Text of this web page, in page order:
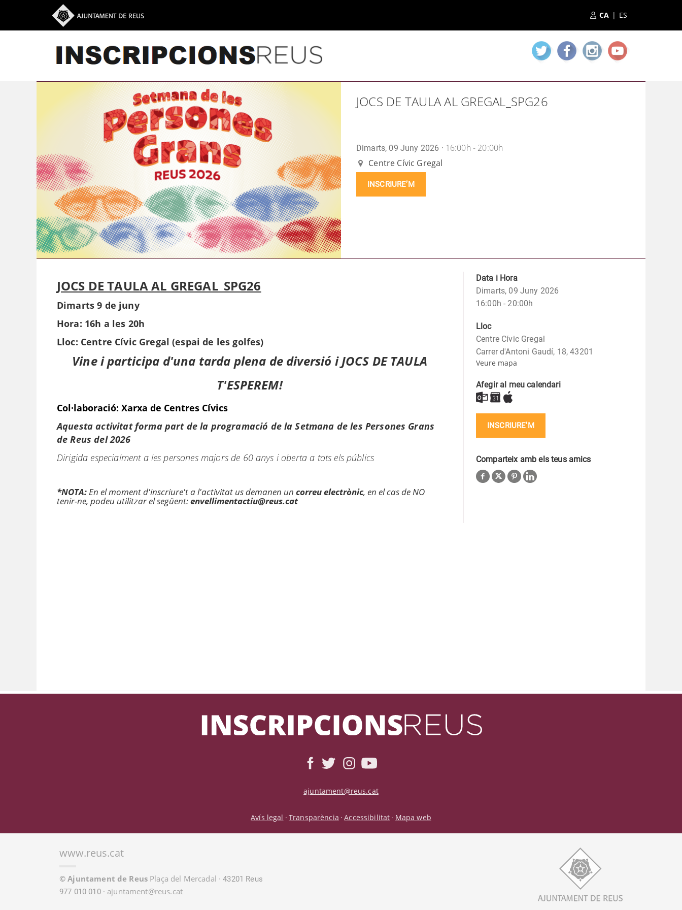
|
JOCS DE TAULA AL GREGAL_SPG26
Dimarts, 09 Juny 2026 · 16:00h - 20:00h
Centre Cívic Gregal
INSCRIURE’M
JOCS DE TAULA AL GREGAL_SPG26
Dimarts 9 de juny
Hora: 16h a les 20h
Lloc: Centre Cívic Gregal (espai de les golfes)
Vine i participa d'una tarda plena de diversió i JOCS DE TAULA
T'ESPEREM!
Col·laboració: Xarxa de Centres Cívics
Aquesta activitat forma part de la programació de la Setmana de les Persones Grans
de Reus del 2026
Dirigida especialment a les persones majors de 60 anys i oberta a tots els públics
*NOTA:En el moment d'inscriure't a l'activitat us demanen un correu electrònic, en el cas de NO
tenir-ne, podeu utilitzar el següent:envellimentactiu@reus.cat
Data i Hora
Dimarts, 09 Juny 2026
16:00h - 20:00h
Lloc
Centre Cívic Gregal
Carrer d'Antoni Gaudí, 18, 43201
Veure mapa
Afegir al meu calendari
INSCRIURE’M
Comparteix amb els teus amics
ajuntament@reus.cat
Avís legal ·Transparència ·Accessibilitat · Mapa web
www.reus.cat
© Ajuntament de Reus Plaça del Mercadal · 43201 Reus
977 010 010 · ajuntament@reus.cat